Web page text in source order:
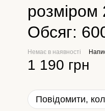
розміром
Обсяг:
Немає в наявності
1 190 грн
Повідомити,